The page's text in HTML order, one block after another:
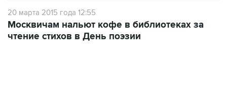
20 марта 2015 года 12:55
Москвичам нальют кофе в библиотеках за
чтение стихов в День поэзии